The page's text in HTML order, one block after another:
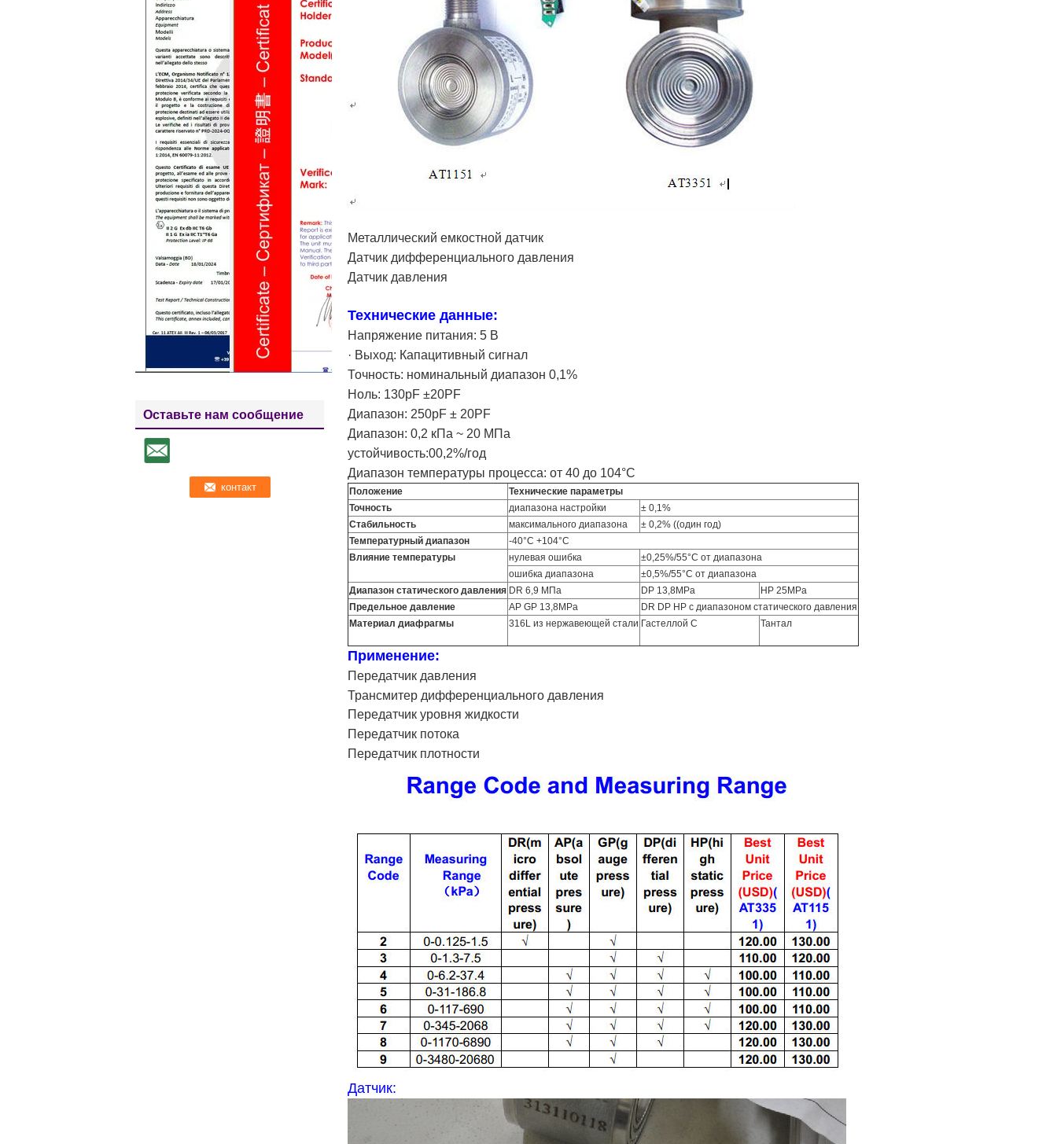
Оставьте нам сообщение
Металлический емкостной датчик
Датчик дифференциального давления
Датчик давления
Технические данные:
Напряжение питания: 5 В
· Выход: Капацитивный сигнал
Точность: номинальный диапазон 0,1%
Ноль: 130pF ±20PF
Диапазон: 250pF ± 20PF
Диапазон: 0,2 кПа ~ 20 МПа
устойчивость:00,2%/год
Диапазон температуры процесса: от 40 до 104°С
Положение
Технические параметры
Точность
диапазона настройки
± 0,1%
Стабильность
максимального диапазона
± 0,2% ((один год)
Температурный диапазон
-40°C +104°C
Влияние температуры
нулевая ошибка
±0,25%/55°C от диапазона
ошибка диапазона
±0,5%/55°C от диапазона
Диапазон статического давления DR 6,9 МПа DP 13,8MPa
HP 25MPa
Предельное давление
AP GP 13,8MPa
DR DP HP с диапазоном статического давления
Материал диафрагмы
316L из нержавеющей стали Гастеллой С Тантал
Применение:
Передатчик давления
Трансмитер дифференциального давления
Передатчик уровня жидкости
Передатчик потока
Передатчик плотности
Датчик: